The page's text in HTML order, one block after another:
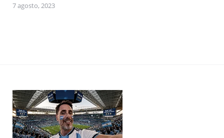
7 agosto, 2023